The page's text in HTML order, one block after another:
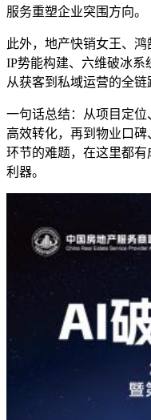
服务重塑企业突围方向。
此外，地产快销女王、
IP势能构建、六维破冰
从获客到私域运营的全链
一句话总结：从项目定
高效转化，再到物业口
环节的难题，在这里都
利器。